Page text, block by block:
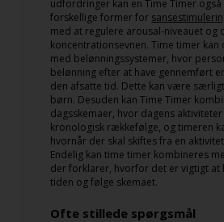
udfordringer kan en Time Timer
forskellige former for
med at regulere arousal-niveauet og
koncentrationsevnen. Time timer
med belønningssystemer, hvor
belønning efter at have gennemført
den afsatte tid. Dette kan være
børn. Desuden kan Time Timer
dagsskemaer, hvor dagens aktiviteter
kronologisk rækkefølge, og timeren
hvornår der skal skiftes fra en
Endelig kan time timer kombineres
der forklarer, hvorfor det er vigtigt at
tiden og følge skemaet.
Ofte stillede spørgsmål